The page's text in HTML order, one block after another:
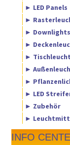
► LED Panels
►
► Downlights
►
►
►
►
► LED
► Zubehör
►
INFO